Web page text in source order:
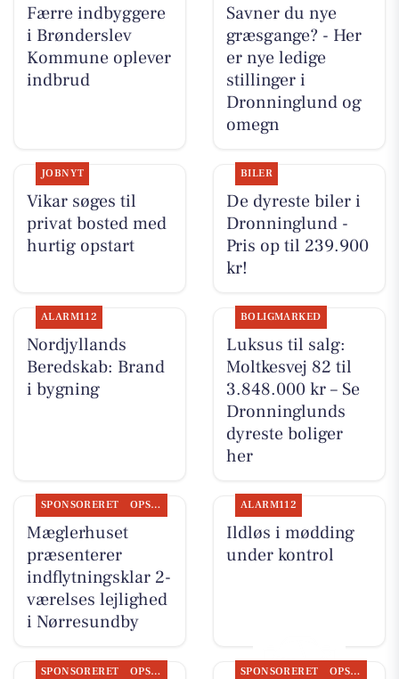
Færre indbyggere
i Brønderslev
Kommune oplever
indbrud
Savner du nye
græsgange? - Her
er nye ledige
stillinger i
Dronninglund og
omegn
JOBNYT
Vikar søges til
privat bosted med
hurtig opstart
BILER
De dyreste biler i
Dronninglund -
Pris op til 239.900
kr!
ALARM112
Nordjyllands
Beredskab: Brand
i bygning
BOLIGMARKED
Luksus til salg:
Moltkesvej 82 til
3.848.000 kr – Se
Dronninglunds
dyreste boliger
her
SPONSORERET OPSLAGSTAVLEN
Mæglerhuset
præsenterer
indflytningsklar 2-
værelses lejlighed
i Nørresundby
ALARM112
Ildløs i mødding
under kontrol
SPONSORERET OPSLAGSTAVLEN SPONSORERET OPSLAGSTAVLEN